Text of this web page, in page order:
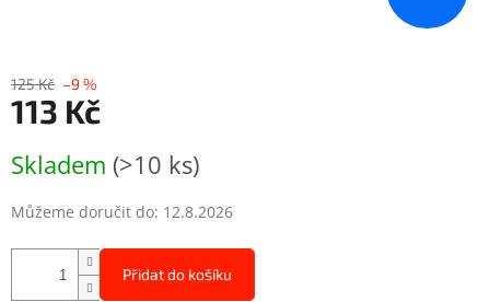
125 Kč –9 %
113 Kč
cena:
Skladem (>10 ks)
Můžeme doručit do: 12.8.2026
Přidat do košíku